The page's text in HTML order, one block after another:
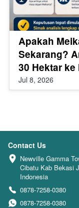
Apakah
Sekarang?
30 Hektar ke
Jul 8, 2026
Contact Us
Newville Gamma
Cibatu Kab Bekasi
Indonesia
0878-7258-0380
0878-7258-0380